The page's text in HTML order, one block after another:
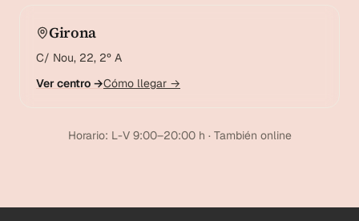
Girona
C/ Nou, 22, 2º A
Ver centro →Cómo llegar →
Horario: L-V 9:00–20:00 h · También online